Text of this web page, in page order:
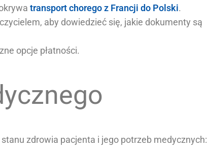
transport chorego z Francji do Polski.
aby dowiedzieć się, jakie dokumenty są
opcje płatności.
zdrowia pacjenta i jego potrzeb medycznych: